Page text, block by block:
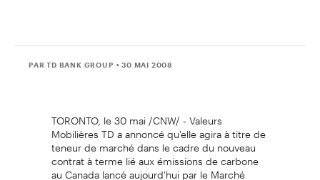
PAR TD BANK GROUP • 30 MAI 2008
TORONTO, le 30 mai /CNW/ - Valeurs
Mobilières TD a annoncé qu'elle agira à titre de
teneur de marché dans le cadre du nouveau
contrat à terme lié aux émissions de carbone
au Canada lancé aujourd'hui par le Marché